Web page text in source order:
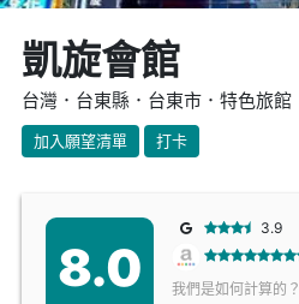
凱旋會館
台灣．台東縣．台東市．特色旅館
加入願望清單 打卡
8.0
3.9
我們是如何計算的？